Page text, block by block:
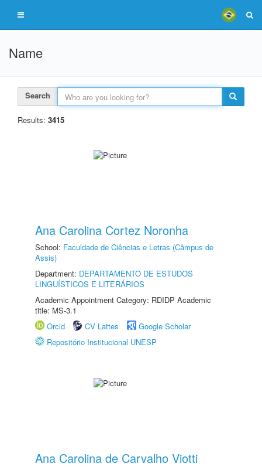
Name
Search
Results: 3415
Ana Carolina Cortez Noronha
School: Faculdade de Ciências e Letras (Câmpus de
Assis)
Department: DEPARTAMENTO DE ESTUDOS
LINGUÍSTICOS E LITERÁRIOS
Academic Appointment Category: RDIDP Academic
title: MS-3.1
Orcid
CV Lattes
Google Scholar
Repositório Institucional UNESP
Ana Carolina de Carvalho Viotti